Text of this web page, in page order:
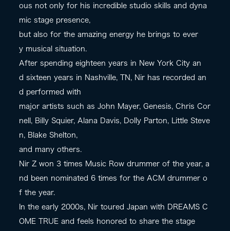
ous not only for his incredible studio skills and dyna
mic stage presence,
but also for the amazing energy he brings to ever
y musical situation.
After spending eighteen years in New York City an
d sixteen years in Nashville, TN, Nir has recorded an
d performed with
major artists such as John Mayer, Genesis, Chris Cor
nell, Billy Squier, Alana Davis, Dolly Parton, Little Steve
n, Blake Shelton,
and many others.
Nir Z won 3 times Music Row drummer of the year, a
nd been nominated 6 times for the ACM drummer o
f the year.
In the early 2000s, Nir toured Japan with DREAMS C
OME TRUE and feels honored to share the stage